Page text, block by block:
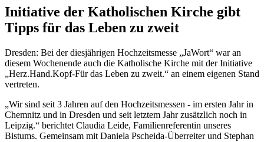
Initiative der Katholischen Kirche gibt
Tipps für das Leben zu zweit
Dresden: Bei der diesjährigen Hochzeitsmesse „JaWort“ war an
diesem Wochenende auch die Katholische Kirche mit der Initiative
„Herz.Hand.Kopf-Für das Leben zu zweit.“ an einem eigenen Stand
vertreten.
„Wir sind seit 3 Jahren auf den Hochzeitsmessen - im ersten Jahr in
Chemnitz und in Dresden und seit letztem Jahr zusätzlich noch in
Leipzig.“ berichtet Claudia Leide, Familienreferentin unseres
Bistums. Gemeinsam mit Daniela Pscheida-Überreiter und Stephan